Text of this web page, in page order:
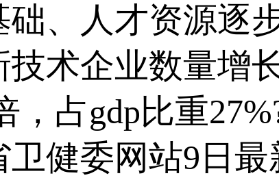
础、人才资源逐
技术企业数量增
，占gdp比重
健委网站9日最